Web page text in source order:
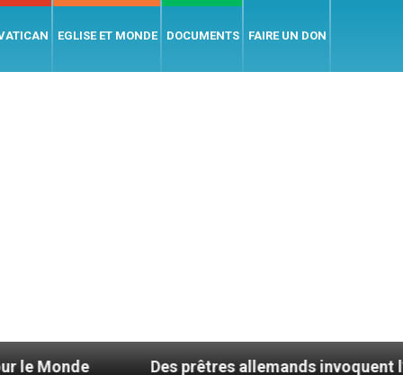
EGLISE ET MONDE DOCUMENTS FAIRE UN DON
Des prêtres allemands invoquent